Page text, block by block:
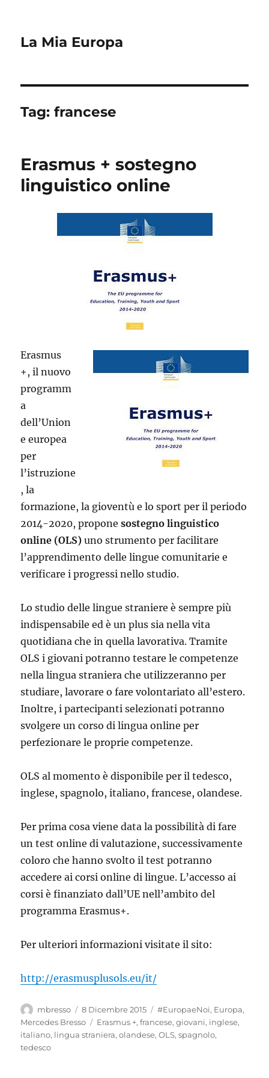
La Mia Europa
Tag:francese
Erasmus + sostegno
linguistico online
Erasmus
+, il nuovo
programm
a
dell’Union
e europea
per
l’istruzione
, la
formazione, la gioventù e lo sport per il periodo
2014-2020, proponesostegno linguistico
online (OLS) uno strumento per facilitare
l’apprendimento delle lingue comunitarie e
verificare i progressi nello studio.
Lo studio delle lingue straniere è sempre più
indispensabile ed è un plus sia nella vita
quotidiana che in quella lavorativa. Tramite
OLS i giovani potranno testare le competenze
nella lingua straniera che utilizzeranno per
studiare, lavorare o fare volontariato all’estero.
Inoltre, i partecipanti selezionati potranno
svolgere un corso di lingua online per
perfezionare le proprie competenze.
OLS al momento è disponibile per il tedesco,
inglese, spagnolo, italiano, francese, olandese.
Per prima cosa viene data la possibilità di fare
un test online di valutazione, successivamente
coloro che hanno svolto il test potranno
accedere ai corsi online di lingue. L’accesso ai
corsi è finanziato dall’UE nell’ambito del
programma Erasmus+.
Per ulteriori informazioni visitate il sito:
http://erasmusplusols.eu/it/
Autore
mbresso
Pubblicato
il
8 Dicembre 2015 Categorie
#EuropaeNoi, Europa,
Mercedes Bresso
Tag
Erasmus +,francese,giovani, inglese,
italiano, lingua straniera,olandese,OLS,spagnolo,
tedesco